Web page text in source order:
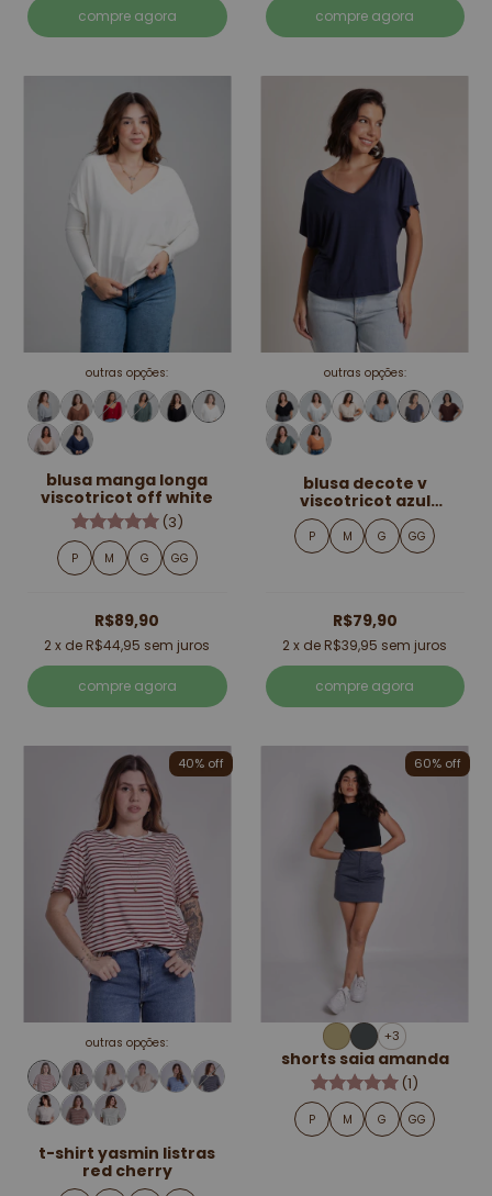
compre agora compre agora
outras opções:
blusa manga longa
viscotricot off white
(3)
P M G GG
R$89,90
2x de R$44,95 sem juros
compre agora
outras opções:
blusa decote v
viscotricot azul
marinho
P M G GG
R$79,90
2x de R$39,95 sem juros
compre agora
40% off
outras opções:
t-shirt yasmin listras
red cherry
60% off
+3
shorts saia amanda
(1)
P M G GG